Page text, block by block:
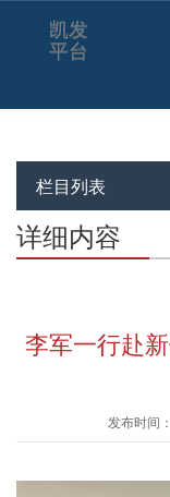
凯发
平台
栏目列表
详细内容
李军一行赴
发布时间